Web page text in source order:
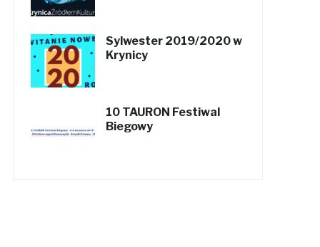
Sylwester 2019/2020 w
Krynicy
10 TAURON Festiwal
Biegowy